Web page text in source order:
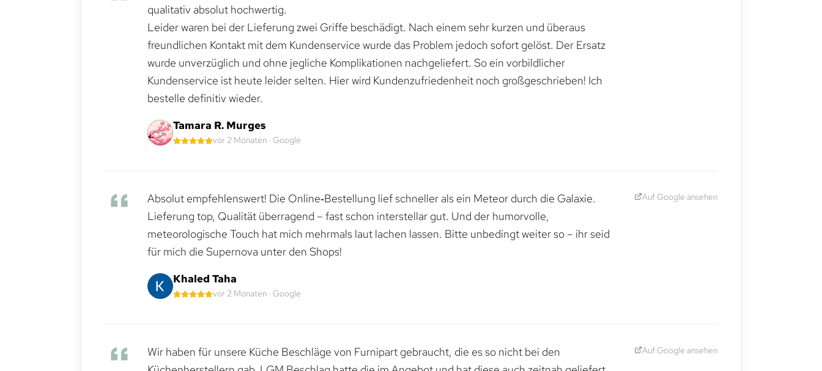
qualitativ absolut hochwertig.
Leider waren bei der Lieferung zwei Griffe beschädigt. Nach einem sehr kurzen und überaus
freundlichen Kontakt mit dem Kundenservice wurde das Problem jedoch sofort gelöst. Der Ersatz
wurde unverzüglich und ohne jegliche Komplikationen nachgeliefert. So ein vorbildlicher
Kundenservice ist heute leider selten. Hier wird Kundenzufriedenheit noch großgeschrieben! Ich
bestelle definitiv wieder.
Tamara R. Murges
vor 2 Monaten · Google
Absolut empfehlenswert! Die Online‑Bestellung lief schneller als ein Meteor durch die Galaxie.
Lieferung top, Qualität überragend – fast schon interstellar gut. Und der humorvolle,
meteorologische Touch hat mich mehrmals laut lachen lassen. Bitte unbedingt weiter so – ihr seid
für mich die Supernova unter den Shops!
Khaled Taha
vor 2 Monaten · Google
Auf Google ansehen
Wir haben für unsere Küche Beschläge von Furnipart gebraucht, die es so nicht bei den
Auf Google ansehen